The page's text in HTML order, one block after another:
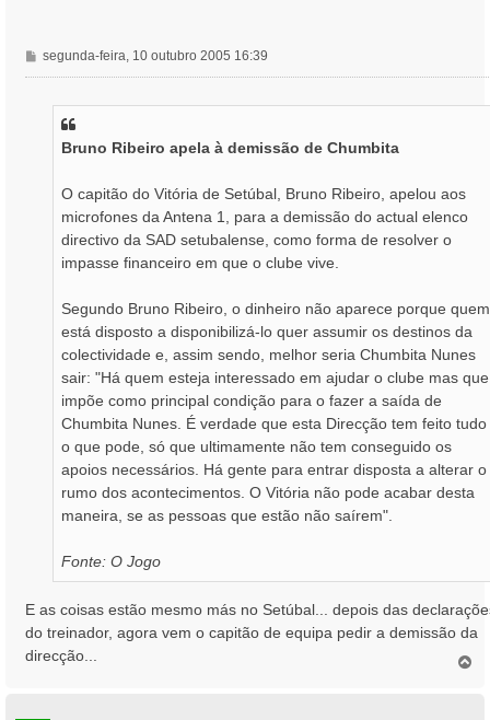
M
e
segunda-feira, 10 outubro 2005 16:39
Bruno Ribeiro apela à demissão de Chumbita
O capitão do Vitória de Setúbal, Bruno Ribeiro, apelou aos
microfones da Antena 1, para a demissão do actual elenco
directivo da SAD setubalense, como forma de resolver o
impasse financeiro em que o clube vive.
Segundo Bruno Ribeiro, o dinheiro não aparece porque quem
está disposto a disponibilizá-lo quer assumir os destinos da
colectividade e, assim sendo, melhor seria Chumbita Nunes
sair: "Há quem esteja interessado em ajudar o clube mas que
impõe como principal condição para o fazer a saída de
Chumbita Nunes. É verdade que esta Direcção tem feito tudo
o que pode, só que ultimamente não tem conseguido os
apoios necessários. Há gente para entrar disposta a alterar o
rumo dos acontecimentos. O Vitória não pode acabar desta
maneira, se as pessoas que estão não saírem".
Fonte: O Jogo
E as coisas estão mesmo más no Setúbal... depois das
do treinador, agora vem o capitão de equipa pedir a demissão da
direcção...